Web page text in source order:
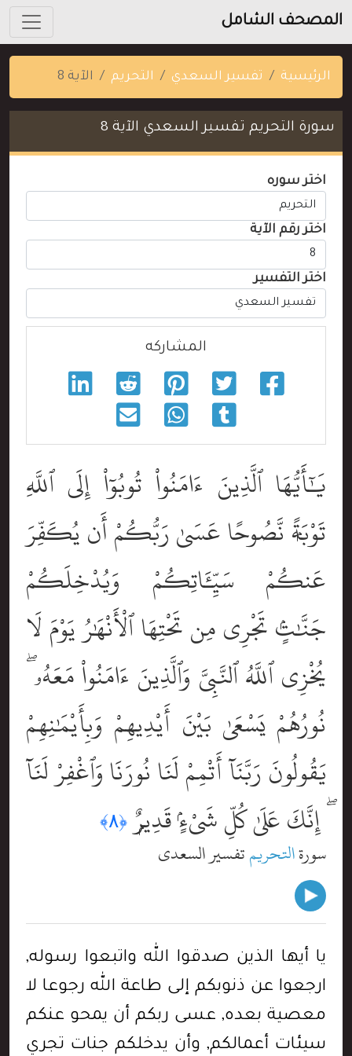
المصحف الشامل
الرئيسية تفسير السعدي التحريم الآية 8
سورة التحريم تفسير السعدي الآية 8
اختر سوره
اختر رقم الآية
اختر التفسير
المشاركه
يَٰٓأَيُّهَا ٱلَّذِينَ ءَامَنُواْ تُوبُوٓاْ إِلَى ٱللَّهِ
تَوْبَةًۭ نَّصُوحًا عَسَىٰ رَبُّكُمْ أَن يُكَفِّرَ
عَنكُمْ سَيِّـَٔاتِكُمْ وَيُدْخِلَكُمْ
جَنَّٰتٍۢ تَجْرِى مِن تَحْتِهَا ٱلْأَنْهَٰرُ يَوْمَ لَا
يُخْزِى ٱللَّهُ ٱلنَّبِىَّ وَٱلَّذِينَ ءَامَنُواْ مَعَهُۥ ۖ
نُورُهُمْ يَسْعَىٰ بَيْنَ أَيْدِيهِمْ وَبِأَيْمَٰنِهِمْ
يَقُولُونَ رَبَّنَآ أَتْمِمْ لَنَا نُورَنَا وَٱغْفِرْ لَنَآ
ۖ إِنَّكَ عَلَىٰ كُلِّ شَىْءٍۢ قَدِيرٌۭ ﴿٨﴾
سورةالتحريمتفسير السعدي
يا أيها الذين صدقوا الله واتبعوا رسوله,
ارجعوا عن ذنوبكم إلى طاعة الله رجوعا لا
معصية بعده, عسى ربكم أن يمحو عنكم
سيئات أعمالكم, وأن يدخلكم جنات تجري